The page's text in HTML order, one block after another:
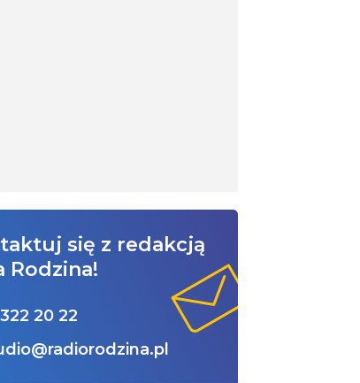
się z redakcją
Rodzina!
20 22